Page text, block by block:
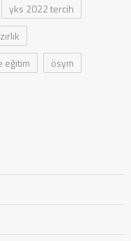
yks 2022 tercih
eğitim
ösym